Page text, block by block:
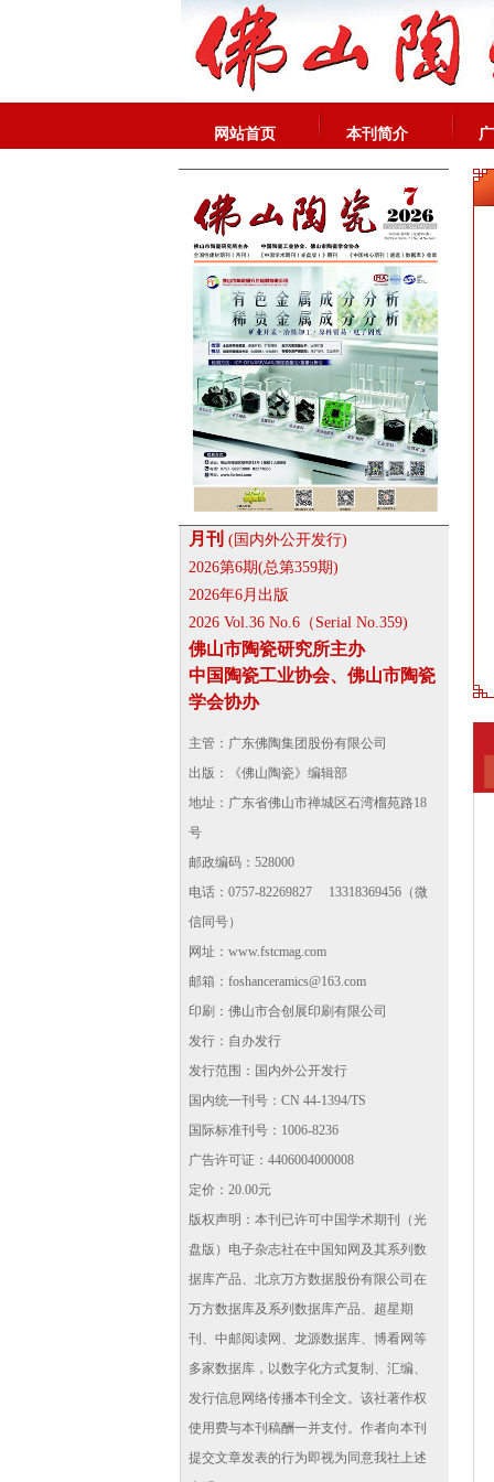
网站首页 本刊简介
月刊 (国内外公开发行)
2026第6期(总第359期)
2026年6月出版
2026 Vol.36 No.6（Serial No.359)
佛山市陶瓷研究所主办
中国陶瓷工业协会、佛山市陶瓷
学会协办
主管：广东佛陶集团股份有限公司
出版：《佛山陶瓷》编辑部
地址：广东省佛山市禅城区石湾榴苑路18
号
邮政编码：528000
电话：0757-82269827 13318369456（微
信同号）
网址： www.fstcmag.com
邮箱：foshanceramics@163.com
印刷：佛山市合创展印刷有限公司
发行：自办发行
发行范围：国内外公开发行
国内统一刊号：CN 44-1394/TS
国际标准刊号：1006-8236
广告许可证：4406004000008
定价：20.00元
版权声明：本刊已许可中国学术期刊（光
盘版）电子杂志社在中国知网及其系列数
据库产品、北京万方数据股份有限公司在
万方数据库及系列数据库产品、超星期
刊、中邮阅读网、龙源数据库、博看网等
多家数据库，以数字化方式复制、汇编、
发行信息网络传播本刊全文。该社著作权
使用费与本刊稿酬一并支付。作者向本刊
提交文章发表的行为即视为同意我社上述